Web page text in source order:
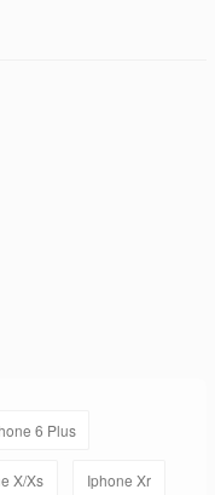
6 Plus
X/Xs Iphone Xr